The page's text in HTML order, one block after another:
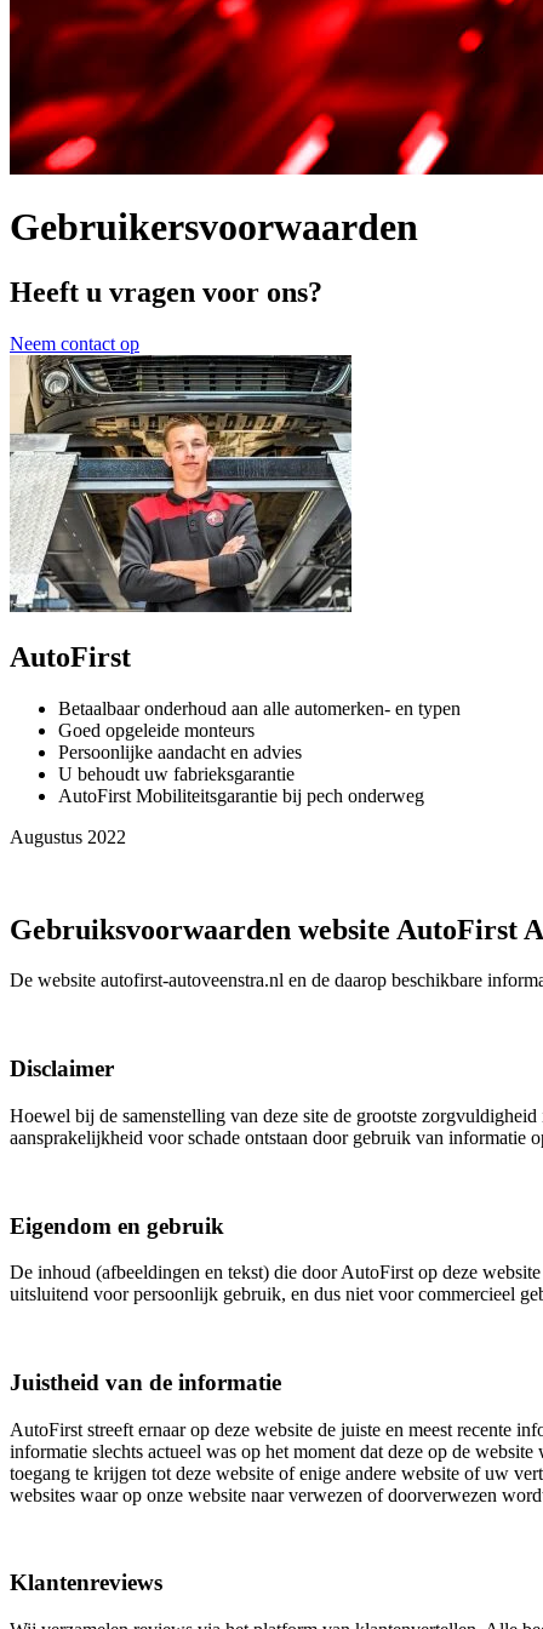
Gebruikersvoorwaarden
Heeft u vragen voor ons?
Neem contact op
AutoFirst
Betaalbaar onderhoud aan alle automerken- en typen
Goed opgeleide monteurs
Persoonlijke aandacht en advies
U behoudt uw fabrieksgarantie
AutoFirst Mobiliteitsgarantie bij pech onderweg
Augustus 2022
Gebruiksvoorwaarden website AutoFirst
De website autofirst-autoveenstra.nl en de daarop beschikbare
Disclaimer
Hoewel bij de samenstelling van deze site de grootste
aansprakelijkheid voor schade ontstaan door gebruik van informatie
Eigendom en gebruik
De inhoud (afbeeldingen en tekst) die door AutoFirst op deze
uitsluitend voor persoonlijk gebruik, en dus niet voor commercieel
Juistheid van de informatie
AutoFirst streeft ernaar op deze website de juiste en meest recente
informatie slechts actueel was op het moment dat deze op de
toegang te krijgen tot deze website of enige andere website of uw
websites waar op onze website naar verwezen of doorverwezen
Klantenreviews